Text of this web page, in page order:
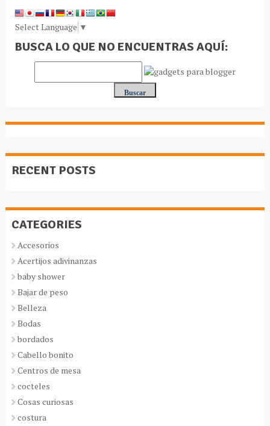
Select Language ▼
BUSCA LO QUE NO ENCUENTRAS AQUÍ:
RECENT POSTS
CATEGORIES
Accesorios
Acertijos adivinanzas
baby shower
Bajar de peso
Belleza
Bodas
bordados
Cabello bonito
Centros de mesa
cocteles
Cosas curiosas
costura